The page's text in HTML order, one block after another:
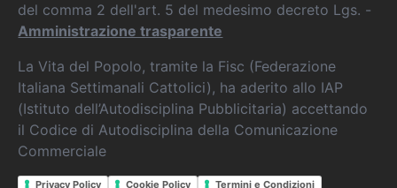
del comma 2 dell'art. 5 del medesimo decreto Lgs. -
Amministrazione trasparente
La Vita del Popolo, tramite la Fisc (Federazione
Italiana Settimanali Cattolici), ha aderito allo IAP
(Istituto dell’Autodisciplina Pubblicitaria) accettando
il Codice di Autodisciplina della Comunicazione
Commerciale
Privacy Policy Cookie Policy Termini e Condizioni